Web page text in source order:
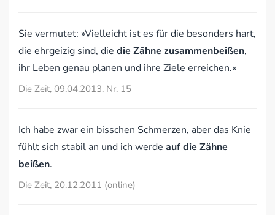
Sie vermutet: »Vielleicht ist es für die besonders hart,
die ehrgeizig sind, die die Zähne zusammenbeißen,
ihr Leben genau planen und ihre Ziele erreichen.«
Die Zeit, 09.04.2013, Nr. 15
Ich habe zwar ein bisschen Schmerzen, aber das Knie
fühlt sich stabil an und ich werde auf die Zähne
beißen.
Die Zeit, 20.12.2011 (online)